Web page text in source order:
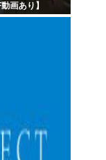
画あり】